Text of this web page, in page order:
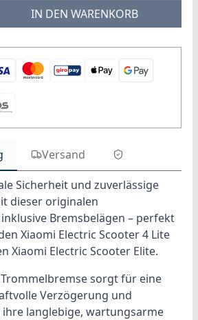
IN DEN WARENKORB
Versand
Sicherheit und zuverlässige
dieser originalen
Bremsbelägen – perfekt
Xiaomi Electric Scooter 4 Lite
Xiaomi Electric Scooter Elite.
sorgt für eine
Verzögerung und
langlebige, wartungsarme